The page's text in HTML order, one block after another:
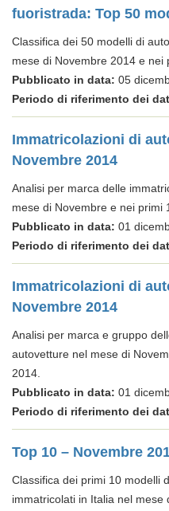
fuoristrada: Top 50
Classifica dei 50 modelli di
mese di Novembre 2014 e nei
Pubblicato in data: 05
Periodo di riferimento dei
Immatricolazioni di
Novembre 2014
Analisi per marca delle
mese di Novembre e nei primi
Pubblicato in data: 01
Periodo di riferimento dei
Immatricolazioni di
Novembre 2014
Analisi per marca e gruppo
autovetture nel mese di
2014.
Pubblicato in data: 01
Periodo di riferimento dei
Top 10 – Novembre
Classifica dei primi 10 modelli
immatricolati in Italia nel